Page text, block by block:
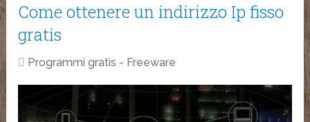
Come ottenere un indirizzo Ip fisso
gratis
Programmi gratis - Freeware